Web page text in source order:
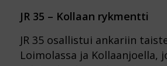
JR 35 – Kollaan rykmentti
JR 35 osallistui ankariin
Loimolassa ja Kollaanjoella,